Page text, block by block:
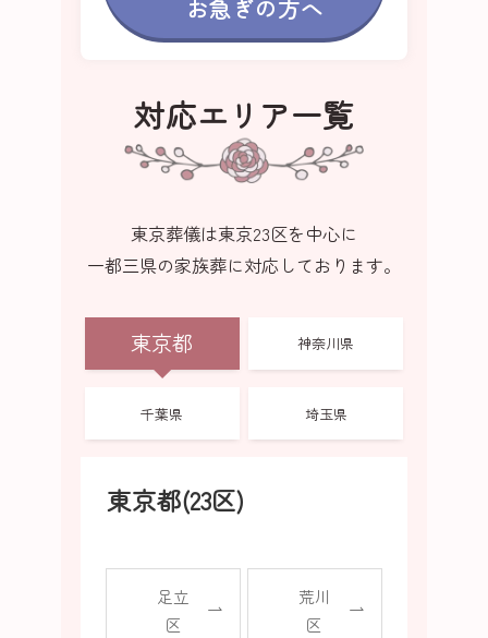
お急ぎの方へ
対応エリア一覧
東京葬儀は東京23区を中心に
一都三県の家族葬に対応しております。
東京都 神奈川県
千葉県 埼玉県
東京都(23区)
足立
区
荒川
区